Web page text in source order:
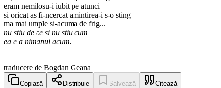
eram nemilosu-i iubit pe atunci
si oricat as fi-ncercat amintirea-i s-o sting
ma mai umple si-acuma de frig...
nu stiu de ce si nu stiu cum
ea e a nimanui acum.
traducere de Bogdan Geana
Copiază Distribuie Salvează Citează